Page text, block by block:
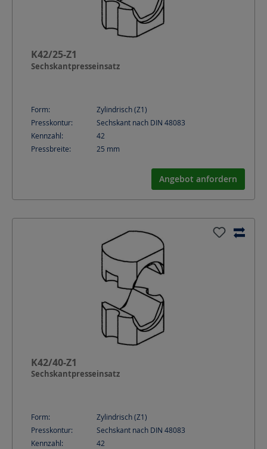
K42/25-Z1
Sechskantpresseinsatz
Form:
Zylindrisch (Z1)
Presskontur:
Sechskant nach DIN 48083
Kennzahl:
42
Pressbreite:
25 mm
Angebot anfordern
K42/40-Z1
Sechskantpresseinsatz
Form:
Zylindrisch (Z1)
Presskontur:
Sechskant nach DIN 48083
Kennzahl:
42